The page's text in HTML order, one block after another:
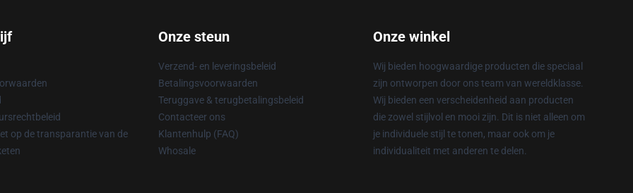
op de transparantie van de
Onze steun
Verzend- en leveringsbeleid
Betalingsvoorwaarden
Teruggave & terugbetalingsbeleid
Contacteer ons
Klantenhulp (FAQ)
Whosale
Onze winkel
Wij bieden hoogwaardige producten die speciaal
zijn ontworpen door ons team van wereldklasse.
Wij bieden een verscheidenheid aan producten
die zowel stijlvol en mooi zijn. Dit is niet alleen om
je individuele stijl te tonen, maar ook om je
individualiteit met anderen te delen.